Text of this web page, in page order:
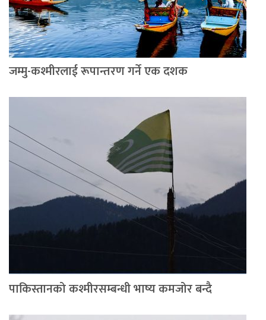
जम्मु-कश्मीरलाई रूपान्तरण गर्ने एक दशक
पाकिस्तानको कश्मीरसम्बन्धी भाष्य कमजोर बन्दै